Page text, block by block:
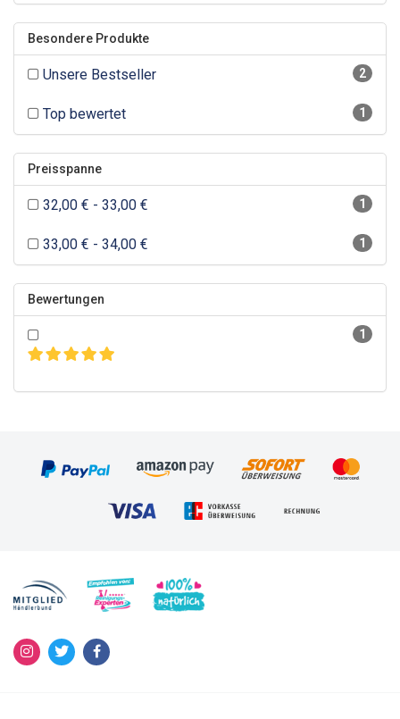
Besondere Produkte
2
Unsere Bestseller
1
Top bewertet
Preisspanne
1
32,00 € - 33,00 €
1
33,00 € - 34,00 €
Bewertungen
1